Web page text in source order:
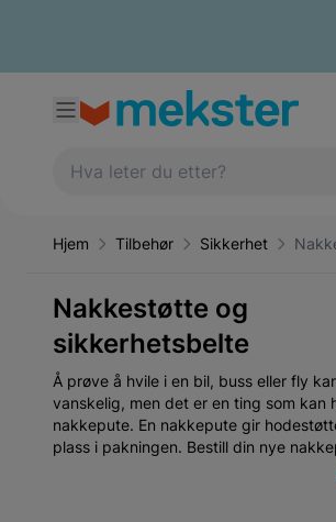
Hjem Tilbehør Sikkerhet
Nakkestøtte og
sikkerhetsbelte
Å prøve å hvile i en bil, buss eller fly
vanskelig, men det er en ting som kan
nakkepute. En nakkepute gir
plass i pakningen. Bestill din nye